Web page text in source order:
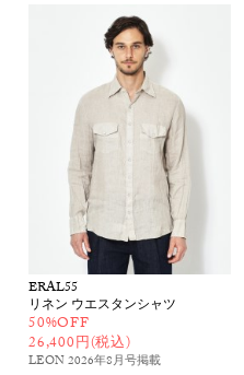
ERAL55
リネン ウエスタンシャツ
50%OFF
26,400円(税込)
LEON 2026年8月号掲載